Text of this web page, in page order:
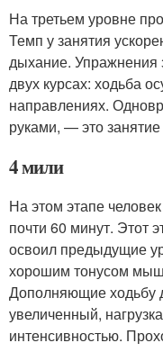
На третьем уровне
Темп у занятия
дыхание. Упражнения
двух курсах: ходьба
направлениях.
руками, — это
4 мили
На этом этапе
почти 60 минут. Этот
освоил предыдущие
хорошим тонусом
Дополняющие ходьбу
увеличенный,
интенсивностью.